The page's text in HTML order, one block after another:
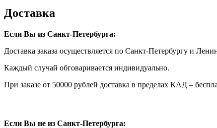
Доставка
Если Вы из Санкт-Петербурга:
Доставка заказа осуществляется по Санкт-Петербургу и
Каждый случай обговаривается индивидуально.
При заказе от 50000 рублей доставка в пределах КАД –
Если Вы не из Санкт-Петербурга: